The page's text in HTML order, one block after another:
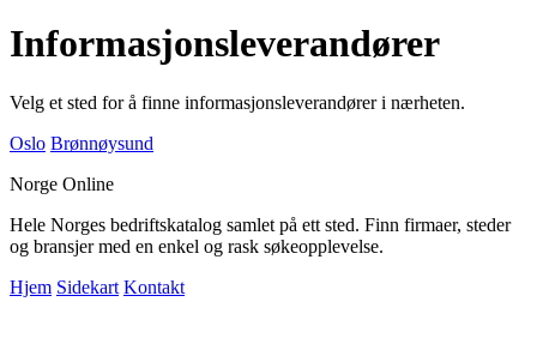
Informasjonsleverandører
Velg et sted for å finne informasjonsleverandører i nærheten.
Oslo Brønnøysund
Norge Online
Hele Norges bedriftskatalog samlet på ett sted. Finn firmaer, steder
og bransjer med en enkel og rask søkeopplevelse.
Hjem Sidekart Kontakt